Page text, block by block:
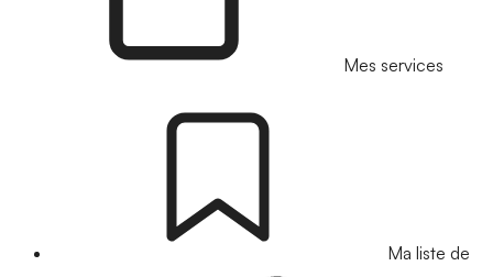
Mes services
Ma liste de